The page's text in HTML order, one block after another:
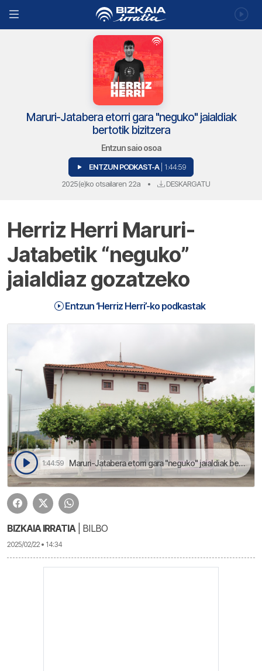
Maruri-Jatabera etorri gara "neguko" jaialdiak
bertotik bizitzera
Entzun saio osoa
ENTZUN PODKAST-A | 1:44:59
2025(e)ko otsailaren 22a • DESKARGATU
Herriz Herri Maruri-
Jatabetik “neguko”
jaialdiaz gozatzeko
Entzun ‘Herriz Herri’-ko podkastak
1:44:59 Maruri-Jatabera etorri gara "neguko" jaialdiak bertotik bizitzera | Herriz Herri
BIZKAIA IRRATIA | BILBO
2025/02/22 • 14:34